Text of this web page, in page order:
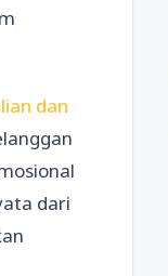
dan
dari